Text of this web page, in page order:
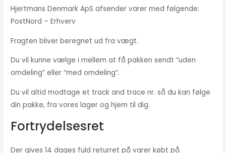
Hjertmans Denmark ApS afsender varer med følgende:
PostNord – Erhverv
Fragten bliver beregnet ud fra vægt.
Du vil kunne vælge i mellem at få pakken sendt “uden
omdeling” eller “med omdeling”.
Du vil altid modtage et track and trace nr. så du kan følge
din pakke, fra vores lager og hjem til dig.
Fortrydelsesret
Der gives 14 dages fuld returret på varer købt på